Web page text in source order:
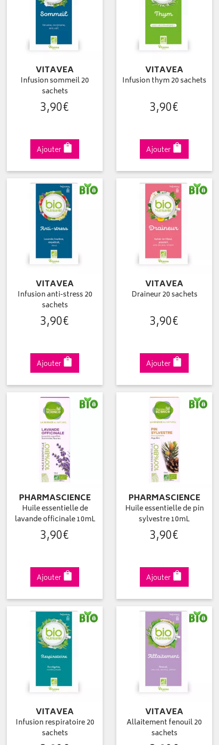
VITAVEA
Infusion sommeil 20
sachets
3,90€
Ajouter
VITAVEA
Infusion thym 20 sachets
3,90€
Ajouter
VITAVEA
Infusion anti-stress 20
sachets
3,90€
Ajouter
VITAVEA
Draineur 20 sachets
3,90€
Ajouter
PHARMASCIENCE
Huile essentielle de
lavande officinale 10mL
3,90€
Ajouter
PHARMASCIENCE
Huile essentielle de pin
sylvestre 10mL
3,90€
Ajouter
VITAVEA
Infusion respiratoire 20
sachets
VITAVEA
Allaitement fenouil 20
sachets